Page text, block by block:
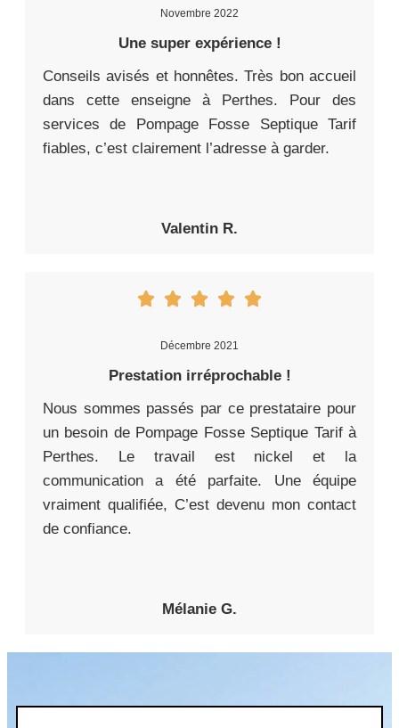
Novembre 2022
Une super expérience !
Conseils avisés et honnêtes. Très bon accueil
dans cette enseigne à Perthes. Pour des
services de Pompage Fosse Septique Tarif
fiables, c’est clairement l’adresse à garder.
Valentin R.
Décembre 2021
Prestation irréprochable !
Nous sommes passés par ce prestataire pour
un besoin de Pompage Fosse Septique Tarif à
Perthes. Le travail est nickel et la
communication a été parfaite. Une équipe
vraiment qualifiée, C’est devenu mon contact
de confiance.
Mélanie G.